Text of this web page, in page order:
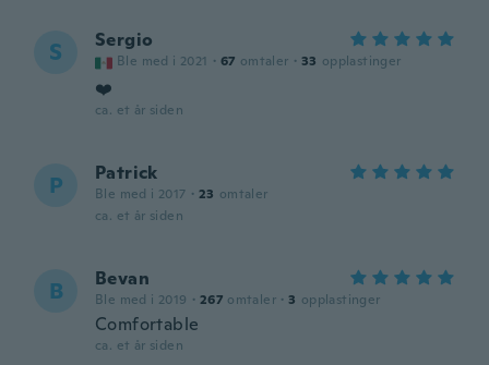
S Sergio
Ble med i 2021 · 67 omtaler · 33 opplastinger
❤️
ca. et år siden
P Patrick
Ble med i 2017 · 23 omtaler
ca. et år siden
B Bevan
Ble med i 2019 · 267 omtaler · 3 opplastinger
Comfortable
ca. et år siden